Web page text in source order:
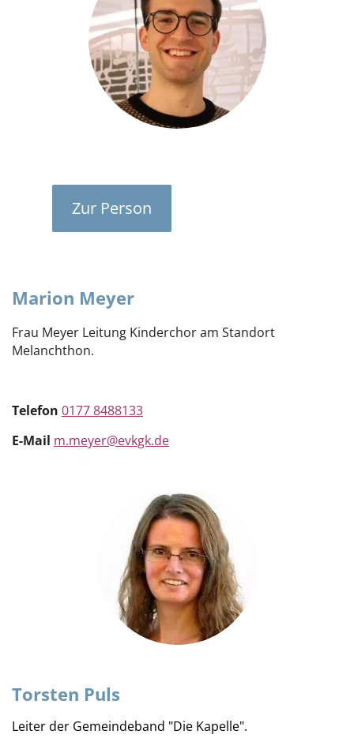
Zur Person
Marion Meyer
Frau Meyer Leitung Kinderchor am Standort
Melanchthon.
Telefon 0177 8488133
E-Mail m.meyer@evkgk.de
Torsten Puls
Leiter der Gemeindeband "Die Kapelle".